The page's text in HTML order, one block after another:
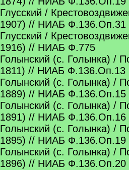
Глусский /
1907) // НИАБ Ф.136.Оп.31
Глусский /
1916) // НИАБ Ф.775
Голынский (с. Голынка) /
1811) // НИАБ Ф.136.Оп.13
Голынский (с. Голынка) /
1889) // НИАБ Ф.136.Оп.15
Голынский (с. Голынка) /
1891) // НИАБ Ф.136.Оп.16
Голынский (с. Голынка) /
1895) // НИАБ Ф.136.Оп.19
Голынский (с. Голынка) /
1896) // НИАБ Ф.136.Оп.20